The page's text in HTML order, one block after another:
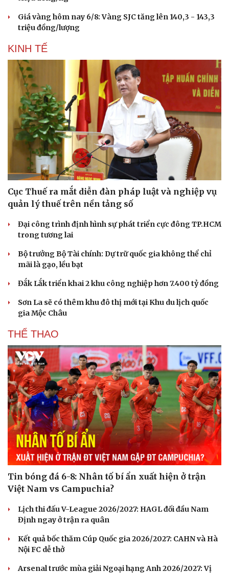
Du lịch
Tư vấn
Săn Tour
check-in
Câu chuyện thời sự
Đọc truyện đêm khuya
Cửa sổ tình yêu
Kể chuyện cho bé
Hạt giống tâm hồn
Giá vàng hôm nay 6/8: Vàng SJC tăng lên 140,3 - 143,3
triệu đồng/lượng
KINH TẾ
Cục Thuế ra mắt diễn đàn pháp luật và nghiệp vụ
quản lý thuế trên nền tảng số
Đại công trình định hình sự phát triển cực đông TP.HCM
trong tương lai
Bộ trưởng Bộ Tài chính: Dự trữ quốc gia không thể chỉ
mãi là gạo, lều bạt
Đắk Lắk triển khai 2 khu công nghiệp hơn 7.400 tỷ đồng
Sơn La sẽ có thêm khu đô thị mới tại Khu du lịch quốc
gia Mộc Châu
THỂ THAO
Tin bóng đá 6-8: Nhân tố bí ẩn xuất hiện ở trận
Việt Nam vs Campuchia?
Lịch thi đấu V-League 2026/2027: HAGL đối đầu Nam
Định ngay ở trận ra quân
Kết quả bốc thăm Cúp Quốc gia 2026/2027: CAHN và Hà
Nội FC dễ thở
Arsenal trước mùa giải Ngoại hạng Anh 2026/2027: Vị